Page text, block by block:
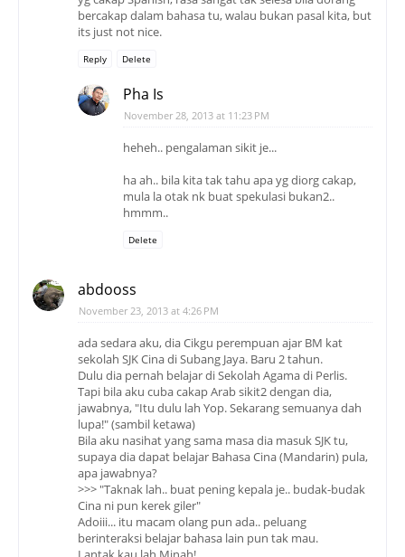
bercakap dalam bahasa tu, walau bukan pasal kita, but
its just not nice.
Reply Delete
Pha Is
November 28, 2013 at 11:23 PM
heheh.. pengalaman sikit je...
ha ah.. bila kita tak tahu apa yg diorg cakap,
mula la otak nk buat spekulasi bukan2..
hmmm..
Delete
abdooss
November 23, 2013 at 4:26 PM
ada sedara aku, dia Cikgu perempuan ajar BM kat
sekolah SJK Cina di Subang Jaya. Baru 2 tahun.
Dulu dia pernah belajar di Sekolah Agama di Perlis.
Tapi bila aku cuba cakap Arab sikit2 dengan dia,
jawabnya, "Itu dulu lah Yop. Sekarang semuanya dah
lupa!" (sambil ketawa)
Bila aku nasihat yang sama masa dia masuk SJK tu,
supaya dia dapat belajar Bahasa Cina (Mandarin) pula,
apa jawabnya?
>>> "Taknak lah.. buat pening kepala je.. budak-budak
Cina ni pun kerek giler"
Adoiii... itu macam olang pun ada.. peluang
berinteraksi belajar bahasa lain pun tak mau.